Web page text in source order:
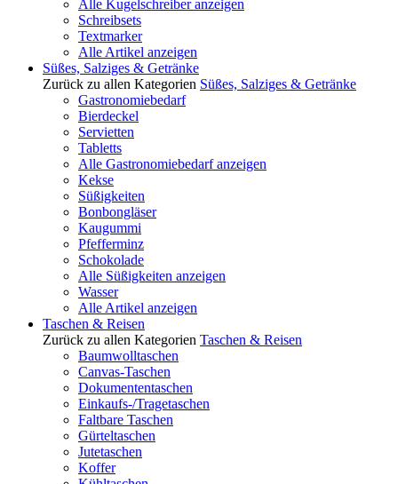
Alle Kugelschreiber anzeigen
Schreibsets
Textmarker
Alle Artikel anzeigen
Süßes, Salziges & Getränke
Zurück zu allen Kategorien Süßes, Salziges & Getränke
Gastronomiebedarf
Bierdeckel
Servietten
Tabletts
Alle Gastronomiebedarf anzeigen
Kekse
Süßigkeiten
Bonbongläser
Kaugummi
Pfefferminz
Schokolade
Alle Süßigkeiten anzeigen
Wasser
Alle Artikel anzeigen
Taschen & Reisen
Zurück zu allen Kategorien Taschen & Reisen
Baumwolltaschen
Canvas-Taschen
Dokumententaschen
Einkaufs-/Tragetaschen
Faltbare Taschen
Gürteltaschen
Jutetaschen
Koffer